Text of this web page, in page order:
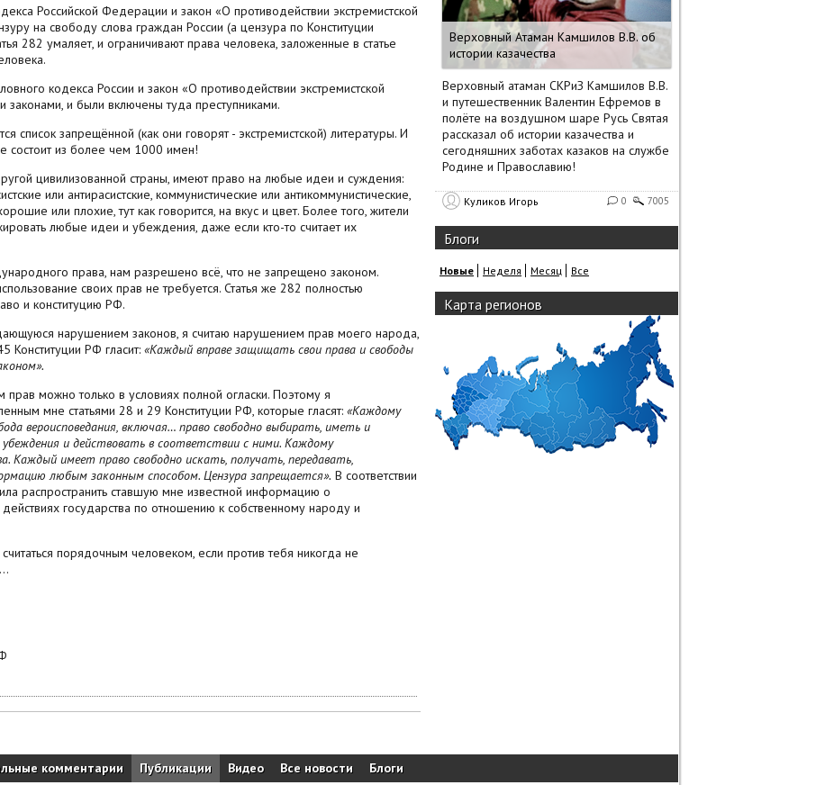
Российской Федерации и закон «О противодействии экстремистской
на свободу слова граждан России (а цензура по Конституции
282 умаляет, и ограничивают права человека, заложенные в статье
кодекса России и закон «О противодействии экстремистской
законами, и были включены туда преступниками.
список запрещённой (как они говорят - экстремистской) литературы. И
состоит из более чем 1000 имен!
цивилизованной страны, имеют право на любые идеи и суждения:
или антирасистские, коммунистические или антикоммунистические,
или плохие, тут как говорится, на вкус и цвет. Более того, жители
любые идеи и убеждения, даже если кто-то считает их
права, нам разрешено всё, что не запрещено законом.
своих прав не требуется. Статья же 282 полностью
и конституцию РФ.
нарушением законов, я считаю нарушением прав моего народа,
Конституции РФ гласит: «Каждый вправе защищать свои права и свободы
можно только в условиях полной огласки. Поэтому я
мне статьями 28 и 29 Конституции РФ, которые гласят: «Каждому
вероисповедания, включая… право свободно выбирать, иметь и
и действовать в соответствии с ними. Каждому
Каждый имеет право свободно искать, получать, передавать,
любым законным способом. Цензура запрещается». В соответствии
распространить ставшую мне известной информацию о
государства по отношению к собственному народу и
порядочным человеком, если против тебя никогда не
Верховный Атаман Камшилов В.В. об
истории казачества
Верховный атаман СКРиЗ Камшилов В.В.
и путешественник Валентин Ефремов в
полёте на воздушном шаре Русь Святая
рассказал об истории казачества и
сегодняшних заботах казаков на службе
Родине и Православию!
Куликов Игорь 0 7005
Блоги
Новые Неделя Месяц Все
Карта регионов
комментарии Публикации Видео Все новости Блоги